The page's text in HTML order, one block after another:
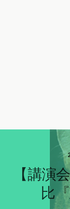
【講演
比